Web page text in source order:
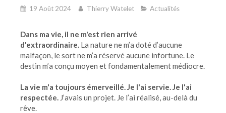
19 Août 2024 Thierry Watelet Actualités
Dans ma vie, il ne m'est rien arrivé
d'extraordinaire. La nature ne m’a doté d’aucune
malfaçon, le sort ne m’a réservé aucune infortune. Le
destin m’a conçu moyen et fondamentalement médiocre.
La vie m'a toujours émerveillé. Je l'ai servie. Je l'ai
respectée. J’avais un projet. Je l’ai réalisé, au-delà du
rêve.